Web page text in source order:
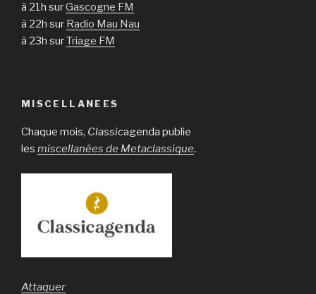
à 21h surGascogne FM
à 22h sur Radio Mau Nau
à 23h surTriage FM
MISCELLANEES
Chaque mois, Classicagenda publie
les miscellanées de Metaclassique.
Attaquer